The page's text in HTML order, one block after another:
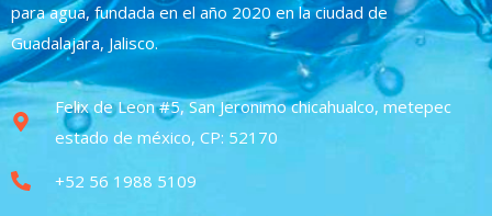
para agua, fundada en el año 2020 en la ciudad de
Guadalajara, Jalisco.
Felix de Leon #5, San Jeronimo chicahualco, metepec
estado de méxico, CP: 52170
+52 56 1988 5109